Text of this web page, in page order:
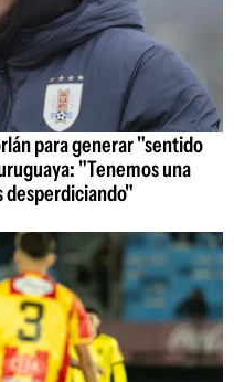
para generar "sentido
"Tenemos una
desperdiciando"